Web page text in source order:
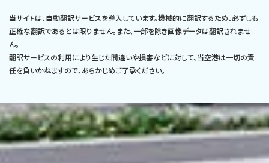
当サイトは、自動翻訳サービスを導入しています。機械的に翻訳するため、必ずしも
正確な翻訳であるとは限りません。また、一部を除き画像データは翻訳されませ
ん。
翻訳サービスの利用により生じた間違いや損害などに対して、当空港は一切の責
任を負いかねますので、あらかじめご了承ください。